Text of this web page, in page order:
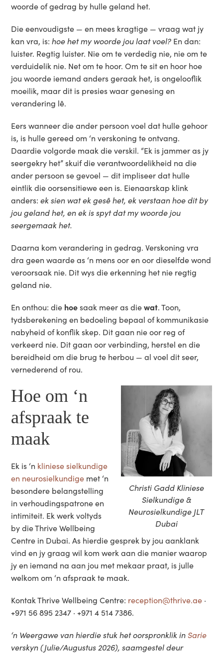
woorde of gedrag by hulle geland het.
Die eenvoudigste — en mees kragtige — vraag wat jy
kan vra, is:hoe het my woorde jou laat voel? En dan:
luister. Regtig luister. Nie om te verdedig nie, nie om te
verduidelik nie. Net om te hoor. Om te sit en hoor hoe
jou woorde iemand anders geraak het, is ongelooflik
moeilik, maar dit is presies waar genesing en
verandering lê.
Eers wanneer die ander persoon voel dat hulle gehoor
is, is hulle gereed om ‘n verskoning te ontvang.
Daardie volgorde maak die verskil. “Ek is jammer as jy
seergekry het” skuif die verantwoordelikheid na die
ander persoon se gevoel — dit impliseer dat hulle
eintlik die oorsensitiewe een is. Eienaarskap klink
anders:ek sien wat ek gesê het, ek verstaan hoe dit by
jou geland het, en ek is spyt dat my woorde jou
seergemaak het.
Daarna kom verandering in gedrag. Verskoning vra
dra geen waarde as ‘n mens oor en oor dieselfde wond
veroorsaak nie. Dit wys die erkenning het nie regtig
geland nie.
En onthou: die hoesaak meer as diewat. Toon,
tydsberekening en bedoeling bepaal of kommunikasie
nabyheid of konflik skep. Dit gaan nie oor reg of
verkeerd nie. Dit gaan oor verbinding, herstel en die
bereidheid om die brug te herbou — al voel dit seer,
vernederend of rou.
Christi Gadd Kliniese
Sielkundige &
Neurosielkundige JLT
Dubai
Hoe om ‘n
afspraak te
maak
Ek is ‘n kliniese sielkundige
en neurosielkundige met ‘n
besondere belangstelling
in verhoudingspatrone en
intimiteit. Ek werk voltyds
by die Thrive Wellbeing
Centre in Dubai. As hierdie gesprek by jou aanklank
vind en jy graag wil kom werk aan die manier waarop
jy en iemand na aan jou met mekaar praat, is julle
welkom om ‘n afspraak te maak.
Kontak Thrive Wellbeing Centre: reception@thrive.ae ·
+971 56 895 2347 · +971 4 514 7386.
‘n Weergawe van hierdie stuk het oorspronklik inSarie
verskyn (Julie/Augustus 2026), saamgestel deur